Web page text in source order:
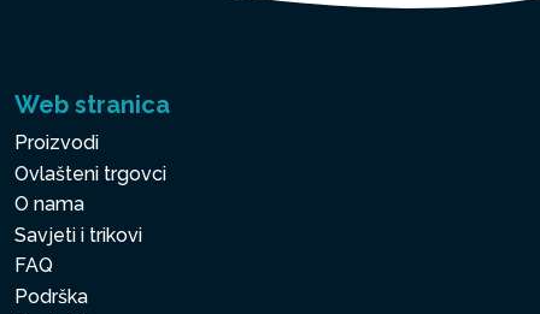
Web stranica
Proizvodi
Ovlašteni trgovci
O nama
Savjeti i trikovi
FAQ
Podrška